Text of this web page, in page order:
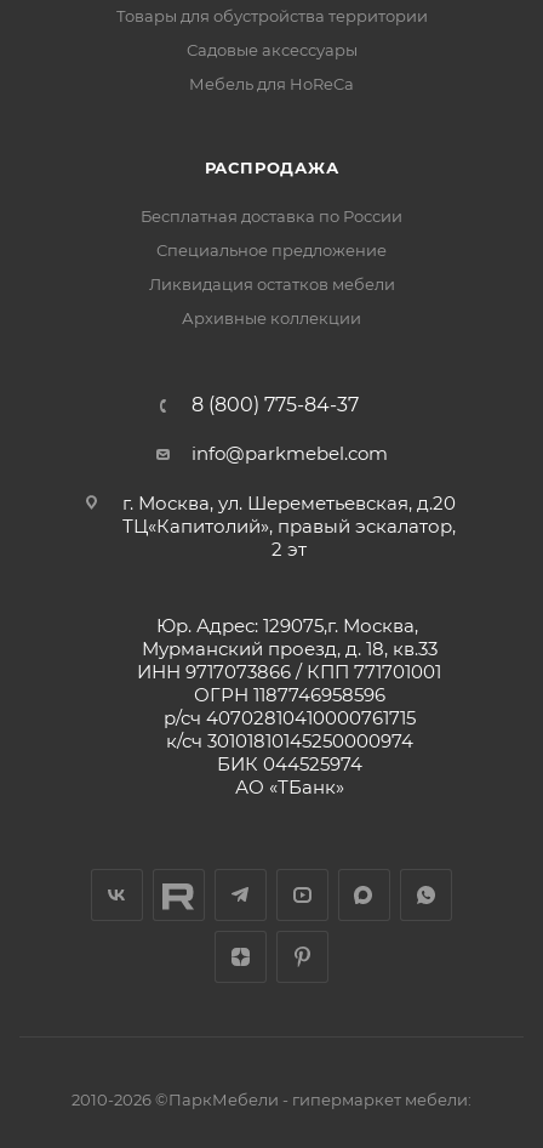
Товары для обустройства территории
Садовые аксессуары
Мебель для HoReCa
РАСПРОДАЖА
Бесплатная доставка по России
Специальное предложение
Ликвидация остатков мебели
Архивные коллекции
8 (800) 775-84-37
info@parkmebel.com
г. Москва, ул. Шереметьевская, д.20
ТЦ«Капитолий», правый эскалатор,
2 эт
Юр. Адрес: 129075,г. Москва,
Мурманский проезд, д. 18, кв.33
ИНН 9717073866 / КПП 771701001
ОГРН 1187746958596
р/сч 40702810410000761715
к/сч 30101810145250000974
БИК 044525974
АО «ТБанк»
2010-2026 ©ПаркМебели - гипермаркет мебели: